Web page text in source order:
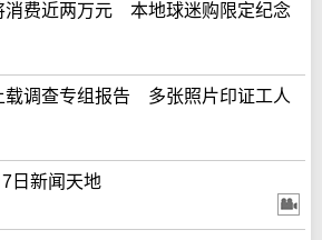
消费近两万元 本地球迷购限定纪念
载调查专组报告 多张照片印证工人
7日新闻天地